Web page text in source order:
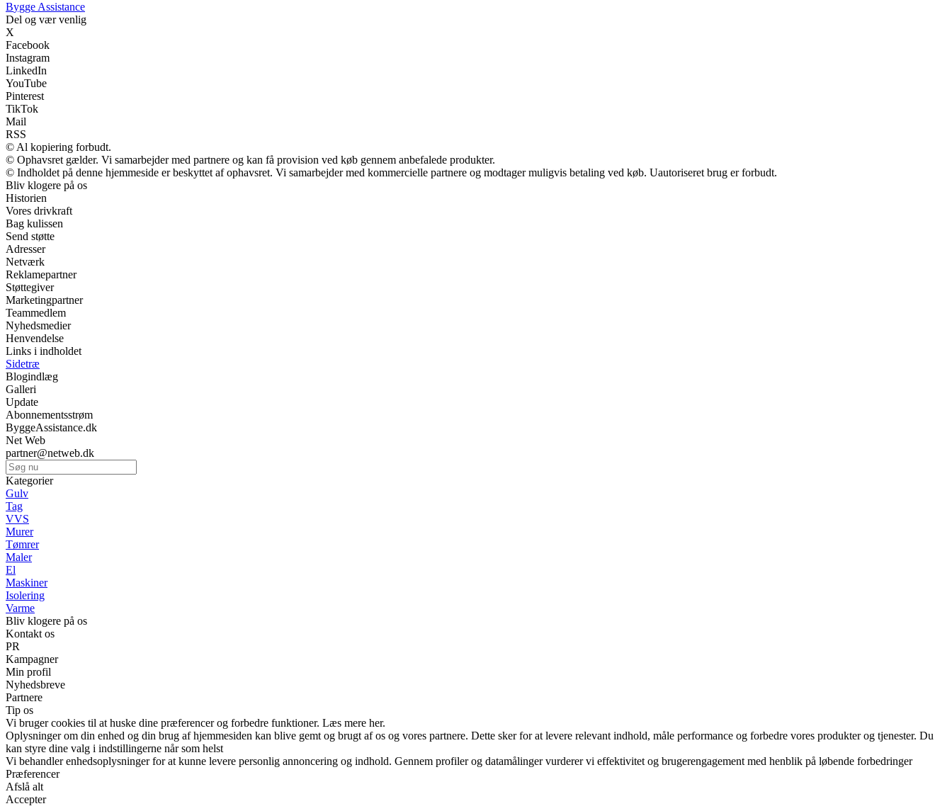
Bygge Assistance
Del og vær venlig
X
Facebook
Instagram
LinkedIn
YouTube
Pinterest
TikTok
Mail
RSS
© Al kopiering forbudt.
© Ophavsret gælder. Vi samarbejder med partnere og kan få provision ved køb gennem anbefalede produkter.
© Indholdet på denne hjemmeside er beskyttet af ophavsret. Vi samarbejder med kommercielle partnere og modtager muligvis betaling ved køb. Uautoriseret brug er forbudt.
Bliv klogere på os
Historien
Vores drivkraft
Bag kulissen
Send støtte
Adresser
Netværk
Reklamepartner
Støttegiver
Marketingpartner
Teammedlem
Nyhedsmedier
Henvendelse
Links i indholdet
Sidetræ
Blogindlæg
Galleri
Update
Abonnementsstrøm
ByggeAssistance.dk
Net Web
partner@netweb.dk
Kategorier
Gulv
Tag
VVS
Murer
Tømrer
Maler
El
Maskiner
Isolering
Varme
Bliv klogere på os
Kontakt os
PR
Kampagner
Min profil
Nyhedsbreve
Partnere
Tip os
Vi bruger cookies til at huske dine præferencer og forbedre funktioner. Læs mere her.
Oplysninger om din enhed og din brug af hjemmesiden kan blive gemt og brugt af os og vores partnere. Dette sker for at levere relevant indhold, måle performance og forbedre vores produkter og tjenester. Du
kan styre dine valg i indstillingerne når som helst
Vi behandler enhedsoplysninger for at kunne levere personlig annoncering og indhold. Gennem profiler og datamålinger vurderer vi effektivitet og brugerengagement med henblik på løbende forbedringer
Præferencer
Afslå alt
Accepter